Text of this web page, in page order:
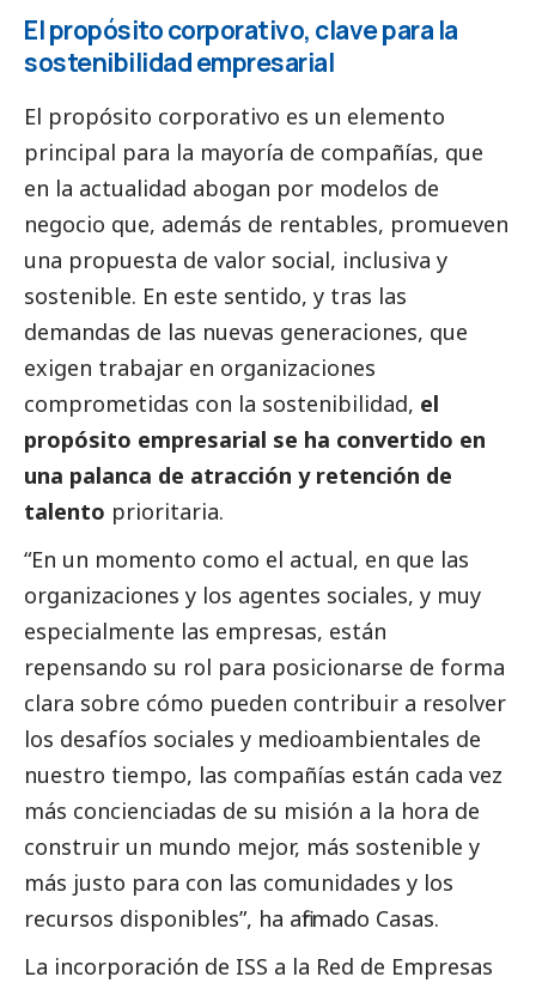
El propósito corporativo, clave para la
sostenibilidad empresarial
El propósito corporativo es un elemento
principal para la mayoría de compañías, que
en la actualidad abogan por modelos de
negocio que, además de rentables, promueven
una propuesta de valor social, inclusiva y
sostenible. En este sentido, y tras las
demandas de las nuevas generaciones, que
exigen trabajar en organizaciones
comprometidas con la sostenibilidad, el
propósito empresarial se ha convertido en
una palanca de atracción y retención de
talento prioritaria.
“En un momento como el actual, en que las
organizaciones y los agentes sociales, y muy
especialmente las empresas, están
repensando su rol para posicionarse de forma
clara sobre cómo pueden contribuir a resolver
los desafíos sociales y medioambientales de
nuestro tiempo, las compañías están cada vez
más concienciadas de su misión a la hora de
construir un mundo mejor, más sostenible y
más justo para con las comunidades y los
recursos disponibles”, ha afirmado Casas.
La incorporación de ISS a la Red de Empresas